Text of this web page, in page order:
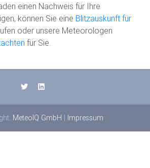
einen Nachweis für Ihre
können Sie eine Blitzauskunft für
oder unsere Meteorologen
für Sie.
MeteoIQ GmbH | Impressum